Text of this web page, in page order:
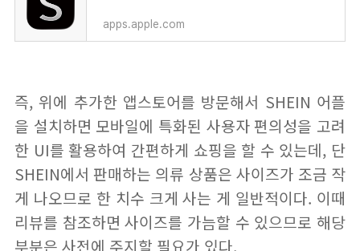
apps.apple.com
즉, 위에 추가한 앱스토어를 방문해서 SHEIN 어플
을 설치하면 모바일에 특화된 사용자 편의성을 고려
한 UI를 활용하여 간편하게 쇼핑을 할 수 있는데, 단
SHEIN에서 판매하는 의류 상품은 사이즈가 조금 작
게 나오므로 한 치수 크게 사는 게 일반적이다. 이때
리뷰를 참조하면 사이즈를 가늠할 수 있으므로 해당
부분은 사전에 주지할 필요가 있다.